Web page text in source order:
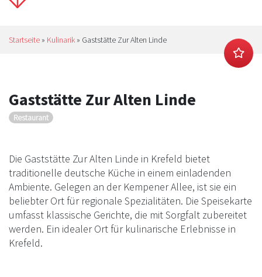
Startseite » Kulinarik » Gaststätte Zur Alten Linde
Gaststätte Zur Alten Linde
Restaurant
Die Gaststätte Zur Alten Linde in Krefeld bietet
traditionelle deutsche Küche in einem einladenden
Ambiente. Gelegen an der Kempener Allee, ist sie ein
beliebter Ort für regionale Spezialitäten. Die Speisekarte
umfasst klassische Gerichte, die mit Sorgfalt zubereitet
werden. Ein idealer Ort für kulinarische Erlebnisse in
Krefeld.